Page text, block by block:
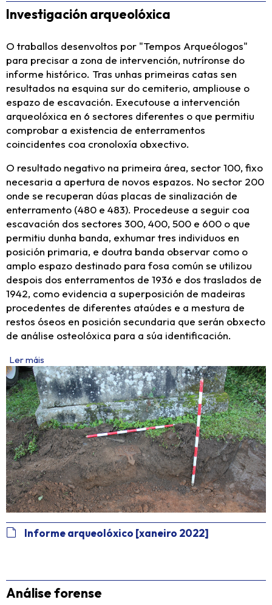
Investigación arqueolóxica
O traballos desenvoltos por "Tempos Arqueólogos"
para precisar a zona de intervención, nutríronse do
informe histórico. Tras unhas primeiras catas sen
resultados na esquina sur do cemiterio, ampliouse o
espazo de escavación. Executouse a intervención
arqueolóxica en 6 sectores diferentes o que permitiu
comprobar a existencia de enterramentos
coincidentes coa cronoloxía obxectivo.
O resultado negativo na primeira área, sector 100, fixo
necesaria a apertura de novos espazos. No sector 200
onde se recuperan dúas placas de sinalización de
enterramento (480 e 483). Procedeuse a seguir coa
escavación dos sectores 300, 400, 500 e 600 o que
permitiu dunha banda, exhumar tres individuos en
posición primaria, e doutra banda observar como o
amplo espazo destinado para fosa común se utilizou
despois dos enterramentos de 1936 e dos traslados de
1942, como evidencia a superposición de madeiras
procedentes de diferentes ataúdes e a mestura de
restos óseos en posición secundaria que serán obxecto
de análise osteolóxica para a súa identificación.
Ler máis
Informe arqueolóxico [xaneiro 2022]
Análise forense